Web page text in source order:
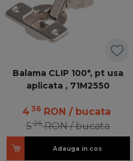
Balama CLIP 100*, pt usa
aplicata , 71M2550
4 36 RON / bucata
526 RON / bucata
Adauga in cos